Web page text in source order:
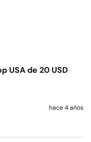
USA de 20 USD
hace 4 años